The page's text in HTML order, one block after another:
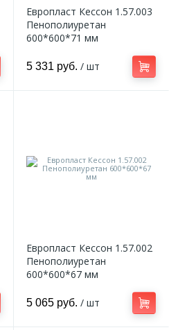
Европласт Кессон 1.57.003
Пенополиуретан
600*600*71 мм
5 331 руб. / шт
Европласт Кессон 1.57.002
Пенополиуретан
600*600*67 мм
5 065 руб. / шт